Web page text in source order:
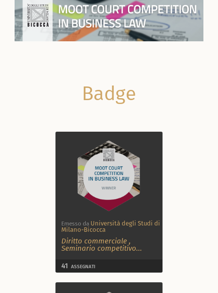
Badge
Emesso da Università degli Studi di
Milano-Bicocca
Diritto commerciale ,
Seminario competitivo...
41 ASSEGNATI